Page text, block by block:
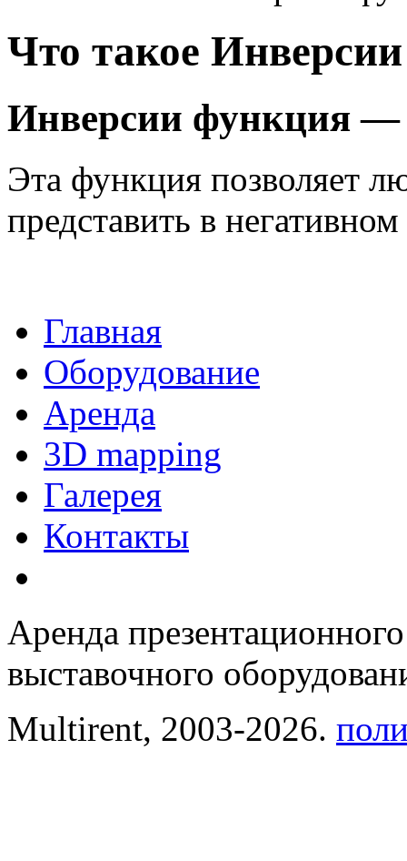
Что такое
Инверсии функция —
Эта функция позволяет
представить в
Главная
Оборудование
Аренда
3D mapping
Галерея
Контакты
Аренда
выставочного
Multirent, 2003-2026.